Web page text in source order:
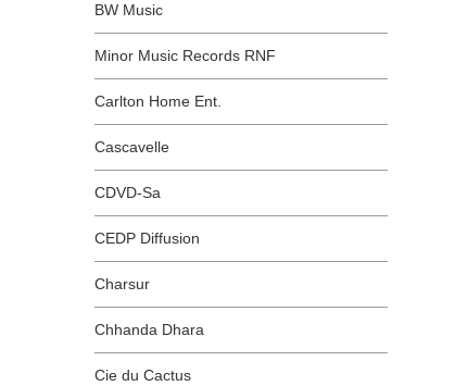
BW Music
Minor Music Records RNF
Carlton Home Ent.
Cascavelle
CDVD-Sa
CEDP Diffusion
Charsur
Chhanda Dhara
Cie du Cactus